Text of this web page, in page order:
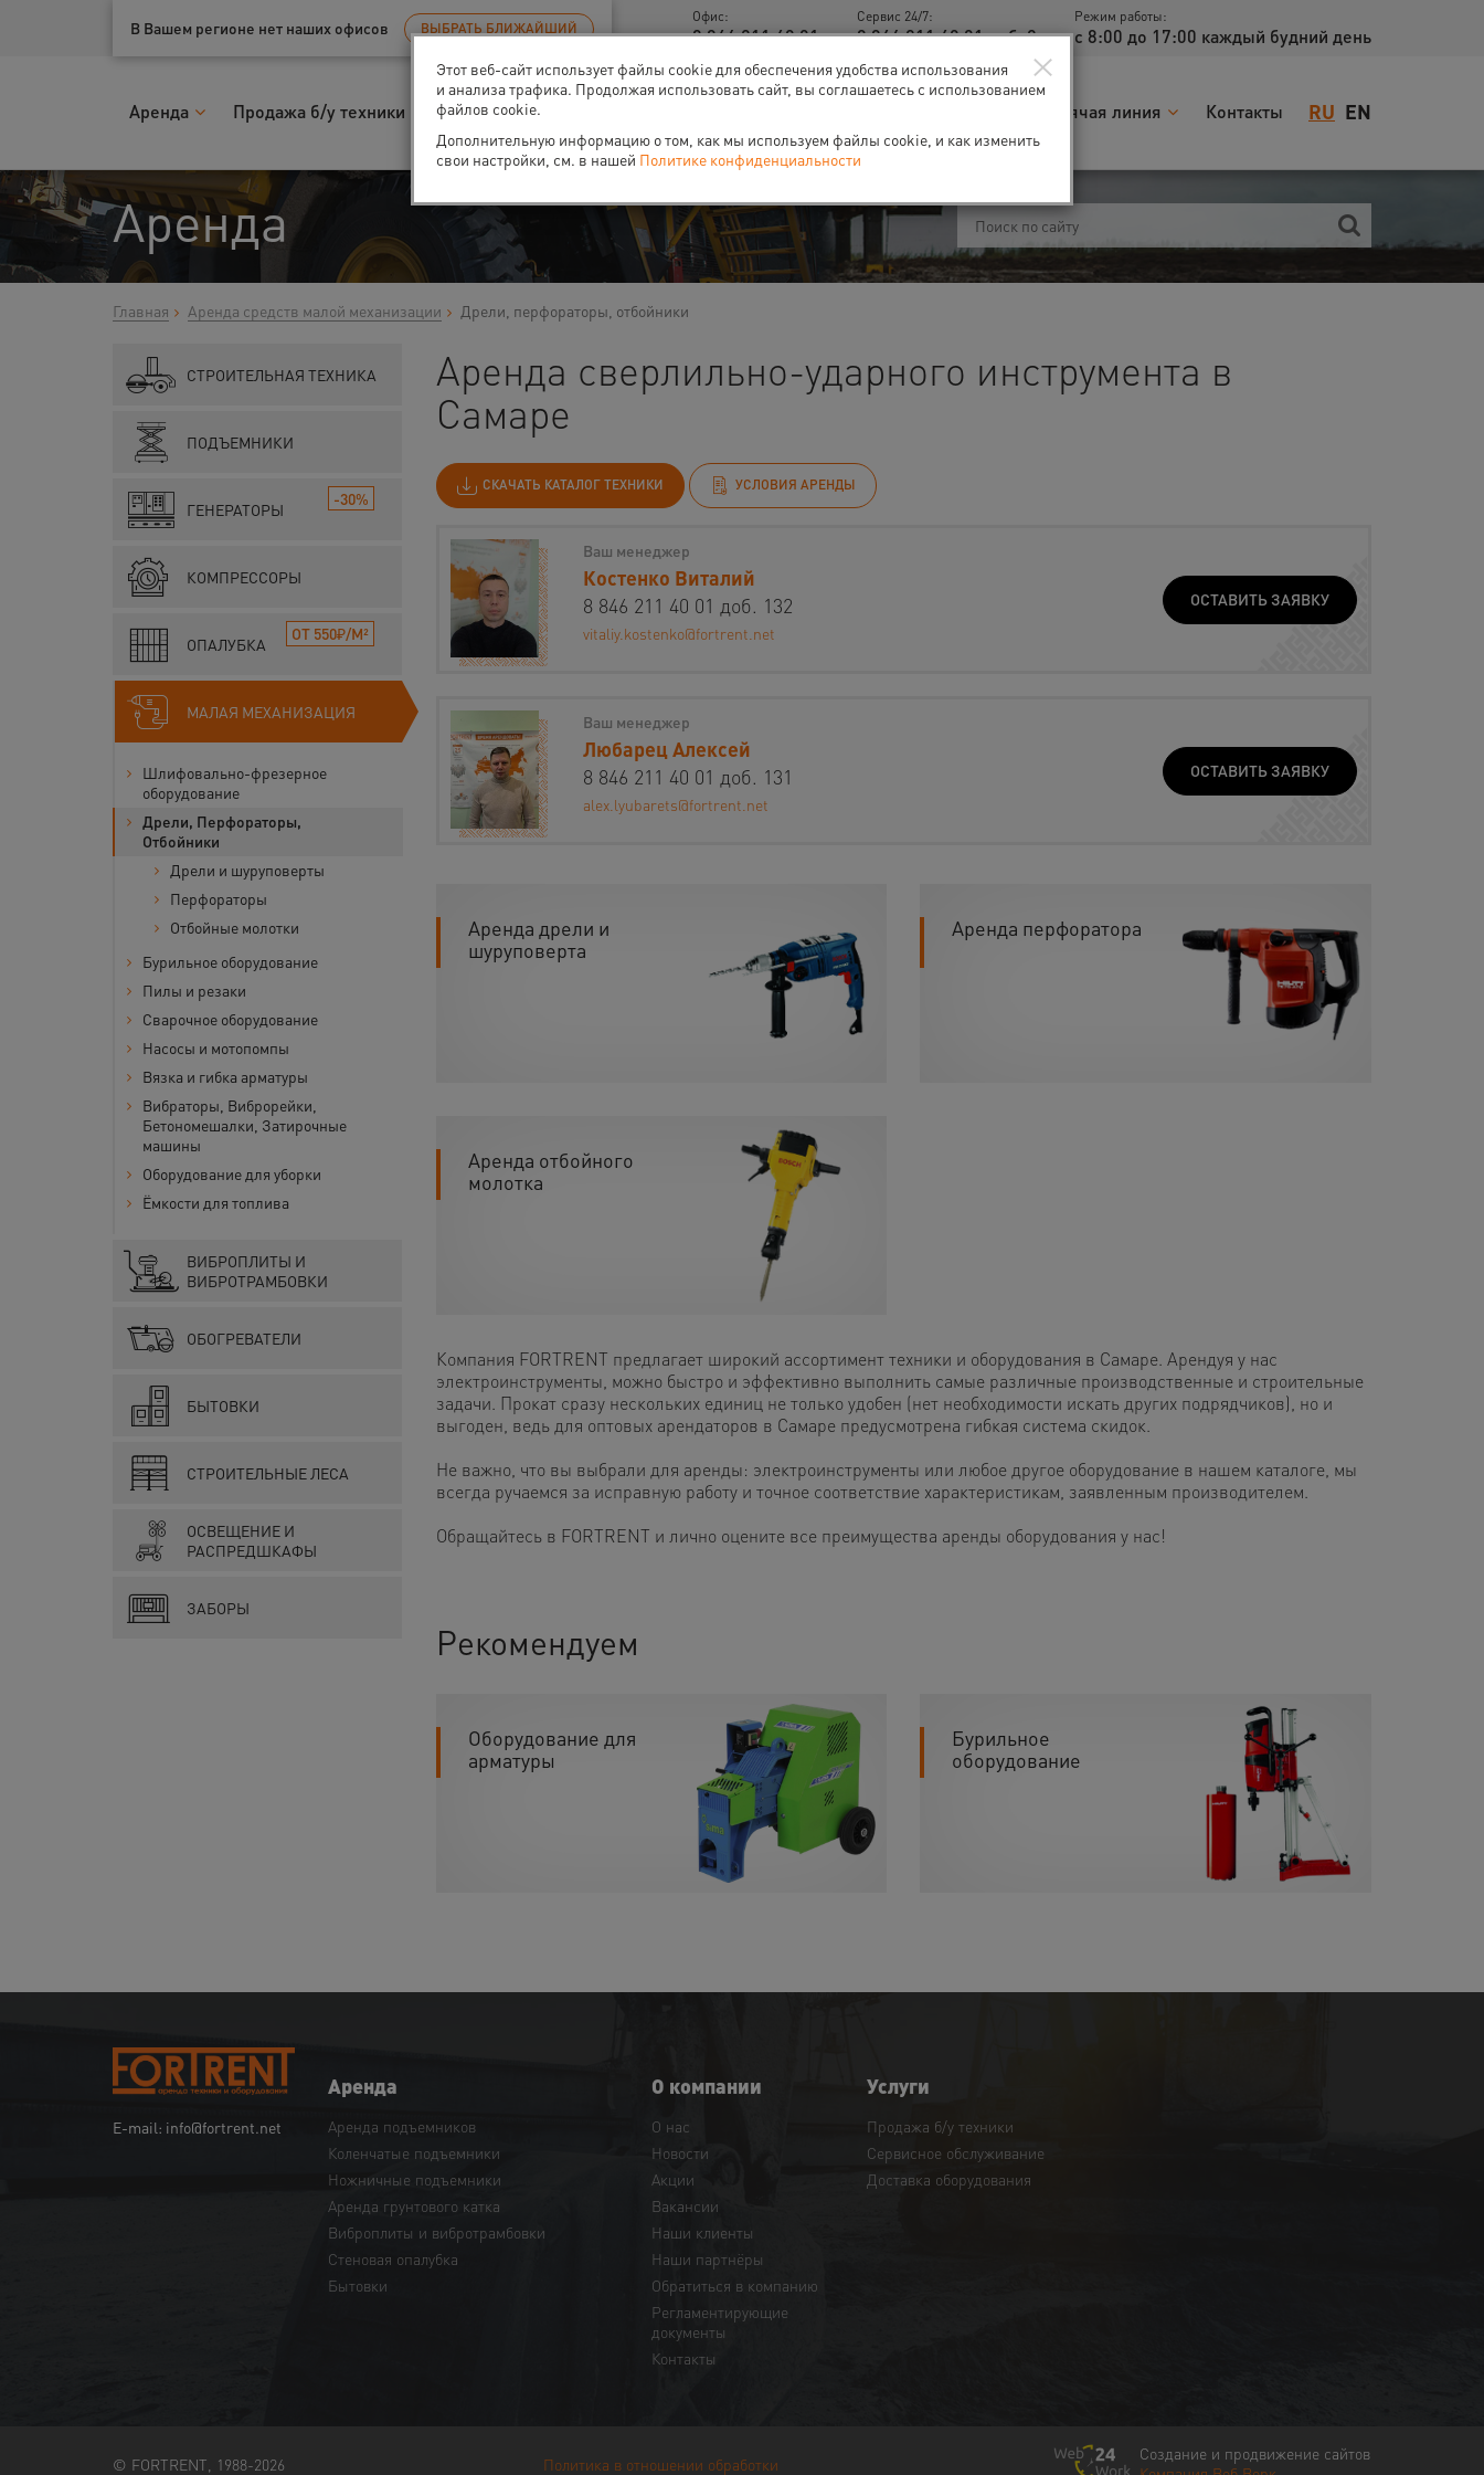
Ваш город:Самара
В Вашем регионе нет наших офисов ВЫБРАТЬ БЛИЖАЙШИЙ
Офис:
8 846 211 40 01
Сервис 24/7:
8 846 211 40 01 доб. 2
Режим работы:
с 8:00 до 17:00 каждый будний день
RU EN
Аренда Продажа б/у техники Запчасти Горячая линия Контакты
Аренда
Главная Аренда средств малой механизации Дрели, перфораторы, отбойники
СТРОИТЕЛЬНАЯ ТЕХНИКА
ПОДЪЕМНИКИ
ГЕНЕРАТОРЫ
-30%
КОМПРЕССОРЫ
ОПАЛУБКА
ОТ 550₽/М²
МАЛАЯ МЕХАНИЗАЦИЯ
Шлифовально-фрезерное
оборудование
Дрели, Перфораторы,
Отбойники
Дрели и шуруповерты
Перфораторы
Отбойные молотки
Бурильное оборудование
Пилы и резаки
Сварочное оборудование
Насосы и мотопомпы
Вязка и гибка арматуры
Вибраторы, Виброрейки,
Бетономешалки, Затирочные
машины
Оборудование для уборки
Ёмкости для топлива
ВИБРОПЛИТЫ И
ВИБРОТРАМБОВКИ
ОБОГРЕВАТЕЛИ
БЫТОВКИ
СТРОИТЕЛЬНЫЕ ЛЕСА
ОСВЕЩЕНИЕ И
РАСПРЕДШКАФЫ
ЗАБОРЫ
Аренда сверлильно-ударного инструмента в
Самаре
СКАЧАТЬ КАТАЛОГ ТЕХНИКИ УСЛОВИЯ АРЕНДЫ
Ваш менеджер
Костенко Виталий
8 846 211 40 01 доб. 132
vitaliy.kostenko@fortrent.net
ОСТАВИТЬ ЗАЯВКУ
Ваш менеджер
Любарец Алексей
8 846 211 40 01 доб. 131
alex.lyubarets@fortrent.net
ОСТАВИТЬ ЗАЯВКУ
Аренда дрели и
шуруповерта
Аренда перфоратора
Аренда отбойного
молотка
Компания FORTRENT предлагает широкий ассортимент техники и оборудования в Самаре. Арендуя у нас
электроинструменты, можно быстро и эффективно выполнить самые различные производственные и строительные
задачи. Прокат сразу нескольких единиц не только удобен (нет необходимости искать других подрядчиков), но и
выгоден, ведь для оптовых арендаторов в Самаре предусмотрена гибкая система скидок.
Не важно, что вы выбрали для аренды: электроинструменты или любое другое оборудование в нашем каталоге, мы
всегда ручаемся за исправную работу и точное соответствие характеристикам, заявленным производителем.
Обращайтесь в FORTRENT и лично оцените все преимущества аренды оборудования у нас!
Рекомендуем
Оборудование для
арматуры
Бурильное
оборудование
E-mail: info@fortrent.net
Аренда
Аренда подъемников
Коленчатые подъемники
Ножничные подъемники
Аренда грунтового катка
Виброплиты и вибротрамбовки
Cтеновая опалубка
Бытовки
О компании
О нас
Новости
Акции
Вакансии
Наши клиенты
Наши партнёры
Обратиться в компанию
Регламентирующие
документы
Контакты
Услуги
Продажа б/у техники
Сервисное обслуживание
Доставка оборудования
© FORTRENT, 1988-2026
Политика в отношении обработки
Создание и продвижение сайтов
×
Этот веб-сайт использует файлы cookie для обеспечения удобства использования
и анализа трафика. Продолжая использовать сайт, вы соглашаетесь с использованием
файлов cookie.
Дополнительную информацию о том, как мы используем файлы cookie, и как изменить
свои настройки, см. в нашей Политике конфиденциальности